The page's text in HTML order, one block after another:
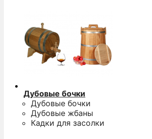
Дубовые бочки
Дубовые бочки
Дубовые жбаны
Кадки для засолки